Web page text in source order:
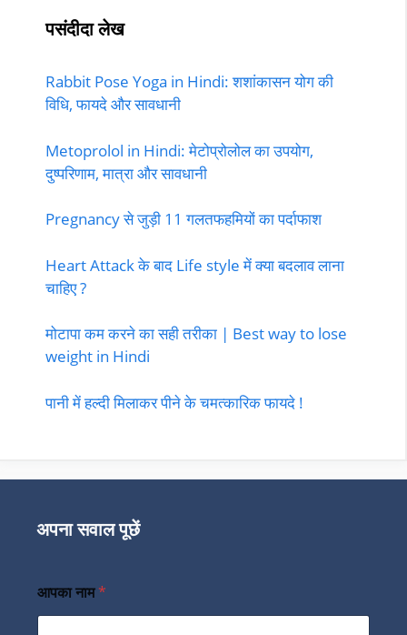
पसंदीदा लेख
Rabbit Pose Yoga in Hindi: शशांकासन योग की
विधि, फायदे और सावधानी
Metoprolol in Hindi: मेटोप्रोलोल का उपयोग,
दुष्परिणाम, मात्रा और सावधानी
Pregnancy से जुड़ी 11 गलतफहमियों का पर्दाफाश
Heart Attack के बाद Life style में क्या बदलाव लाना
चाहिए ?
मोटापा कम करने का सही तरीका | Best way to lose
weight in Hindi
पानी में हल्दी मिलाकर पीने के चमत्कारिक फायदे !
अपना सवाल पूछें
आपका नाम*